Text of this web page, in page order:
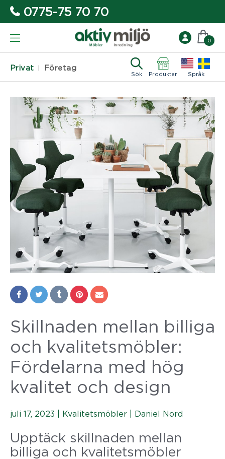
0775-75 70 70
Privat Företag
Sök Produkter Språk
0
Skillnaden mellan billiga
och kvalitetsmöbler:
Fördelarna med hög
kvalitet och design
juli 17, 2023 | Kvalitetsmöbler Daniel Nord
Upptäck skillnaden mellan
billiga och kvalitetsmöbler